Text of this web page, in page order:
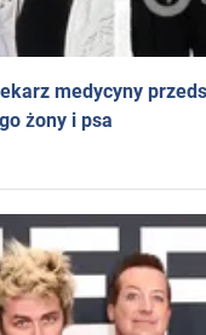
medycyny
żony i psa